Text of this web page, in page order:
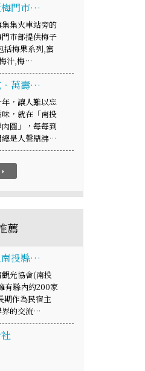
梅門市…
集火車站旁的
市部提供梅子
括梅果系列,蜜
汁,梅…
‧萬壽…
，讓人難以忘
，就在「南投
圓」，每每到
總是人聲鼎沸…
arrow_right
薦
南投縣…
光協會(南投
有縣內約200家
期作為民宿主
界的交流…